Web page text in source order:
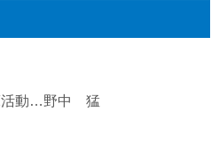
活動…野中 猛